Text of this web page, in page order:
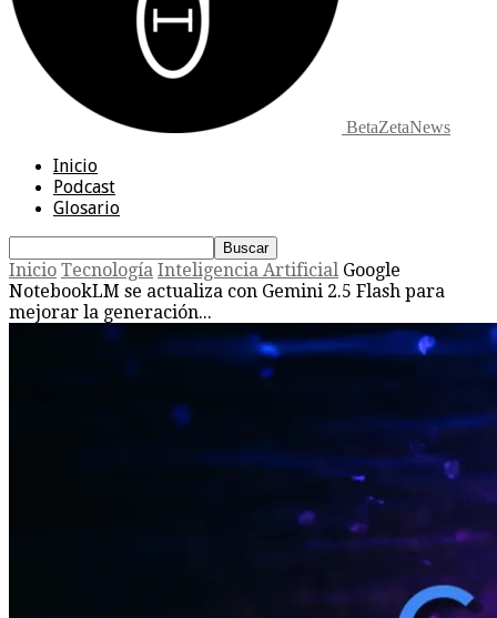
BetaZetaNews
Inicio
Podcast
Glosario
Inicio Tecnología Inteligencia Artificial Google
NotebookLM se actualiza con Gemini 2.5 Flash para
mejorar la generación...